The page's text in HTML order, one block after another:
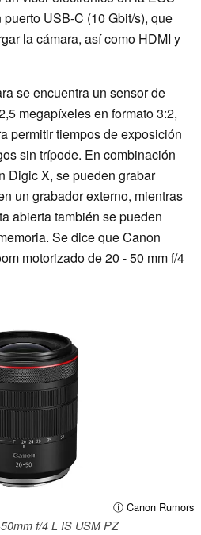
USB-C (10 Gbit/s), que
la cámara, así como HDMI y
se encuentra un sensor de
megapíxeles en formato 3:2,
permitir tiempos de exposición
sin trípode. En combinación
Digic X, se pueden grabar
un grabador externo, mientras
abierta también se pueden
Se dice que Canon
motorizado de 20 - 50 mm f/4
ⓘ Canon Rumors
f/4 L IS USM PZ